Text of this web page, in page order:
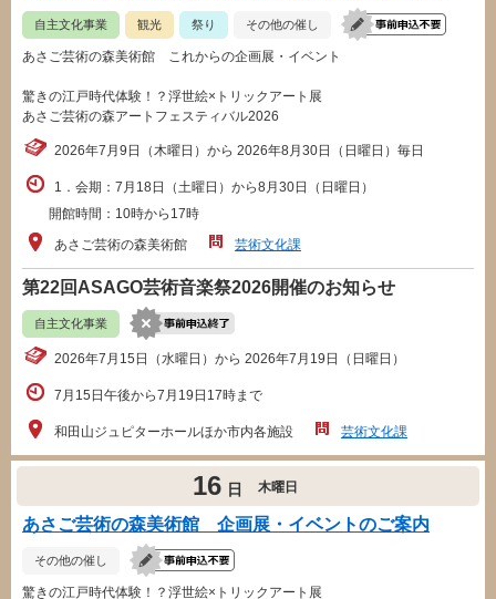
自主文化事業 観光 祭り その他の催し
あさご芸術の森美術館 これからの企画展・イベント
驚きの江戸時代体験！？浮世絵×トリックアート展
あさご芸術の森アートフェスティバル2026
2026年7月9日（木曜日）から 2026年8月30日（日曜日）毎日
1．会期：7月18日（土曜日）から8月30日（日曜日）
開館時間：10時から17時
あさご芸術の森美術館
芸術文化課
第22回ASAGO芸術音楽祭2026開催のお知らせ
自主文化事業
2026年7月15日（水曜日）から 2026年7月19日（日曜日）
7月15日午後から7月19日17時まで
和田山ジュピターホールほか市内各施設 芸術文化課
16 日 木曜日
あさご芸術の森美術館 企画展・イベントのご案内
その他の催し
驚きの江戸時代体験！？浮世絵×トリックアート展